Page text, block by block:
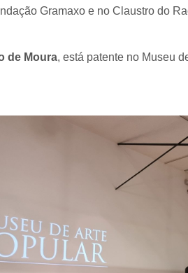
Gramaxo e no Claustro do
de Moura, está patente no Museu